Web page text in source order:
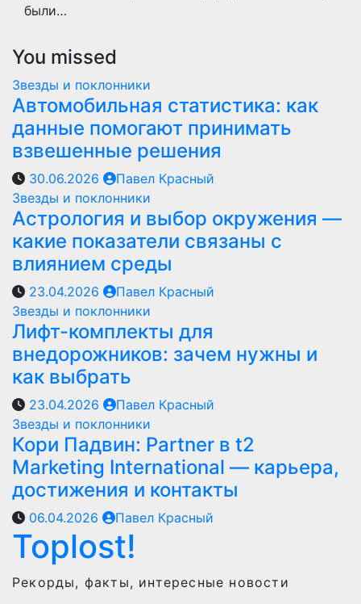
были…
You missed
Звезды и поклонники
Автомобильная статистика: как
данные помогают принимать
взвешенные решения
30.06.2026
Павел Красный
Звезды и поклонники
Астрология и выбор окружения —
какие показатели связаны с
влиянием среды
23.04.2026
Павел Красный
Звезды и поклонники
Лифт-комплекты для
внедорожников: зачем нужны и
как выбрать
23.04.2026
Павел Красный
Звезды и поклонники
Кори Падвин: Partner в t2
Marketing International — карьера,
достижения и контакты
06.04.2026 Павел Красный
Toplost!
Рекорды, факты, интересные новости